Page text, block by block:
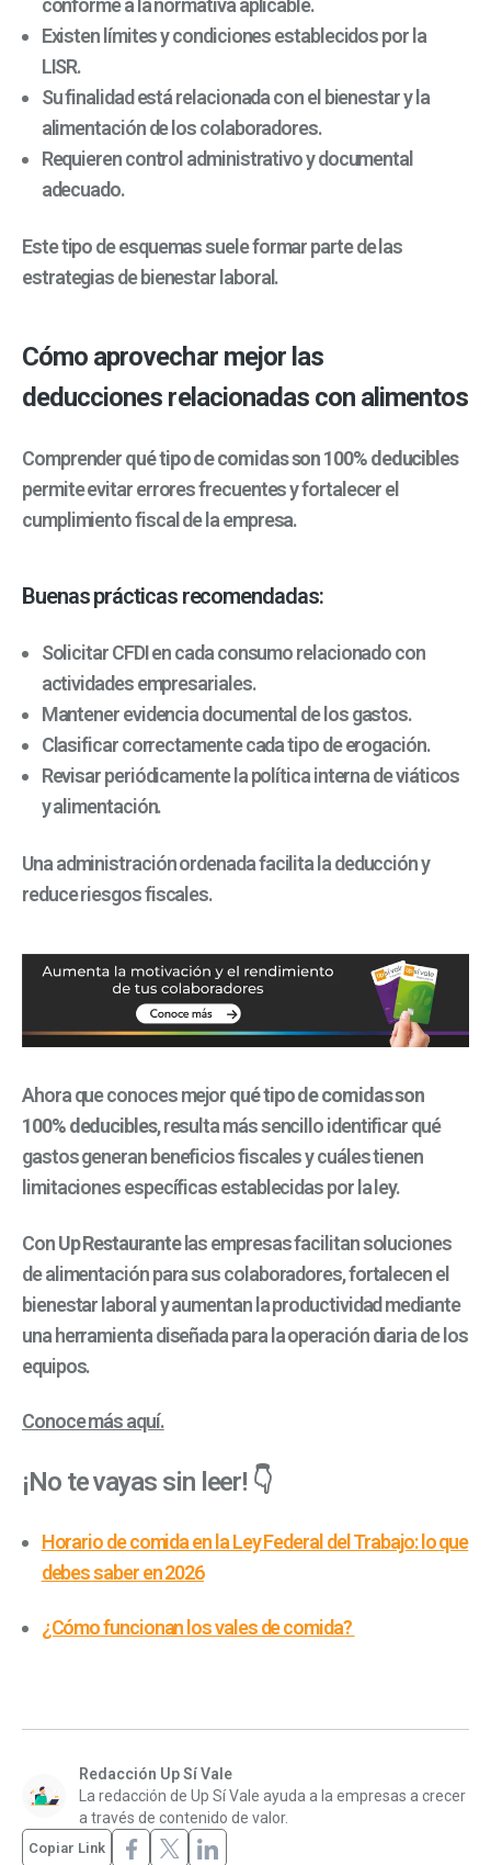
conforme a la normativa aplicable.
Existen límites y condiciones establecidos por la
LISR.
Su finalidad está relacionada con el bienestar y la
alimentación de los colaboradores.
Requieren control administrativo y documental
adecuado.
Este tipo de esquemas suele formar parte de las
estrategias de bienestar laboral.
Cómo aprovechar mejor las
deducciones relacionadas con alimentos
Comprenderqué tipo de comidas son 100% deducibles
permite evitar errores frecuentes y fortalecer el
cumplimiento fiscal de la empresa.
Buenas prácticas recomendadas:
Solicitar CFDI en cada consumo relacionado con
actividades empresariales.
Mantener evidencia documental de los gastos.
Clasificar correctamente cada tipo de erogación.
Revisar periódicamente la política interna de viáticos
y alimentación.
Una administración ordenada facilita la deducción y
reduce riesgos fiscales.
Ahora que conoces mejorqué tipo de comidas son
100% deducibles, resulta más sencillo identificar qué
gastos generan beneficios fiscales y cuáles tienen
limitaciones específicas establecidas por la ley.
ConUp Restaurante las empresas facilitan soluciones
de alimentación para sus colaboradores, fortalecen el
bienestar laboral y aumentan la productividad mediante
una herramienta diseñada para la operación diaria de los
equipos.
Conoce más aquí.
¡No te vayas sin leer! 👇
Horario de comida en la Ley Federal del Trabajo: lo que
debes saber en 2026
¿Cómo funcionan los vales de comida?
Redacción Up Sí Vale
La redacción de Up Sí Vale ayuda a la empresas a crecer
a través de contenido de valor.
Copiar Link